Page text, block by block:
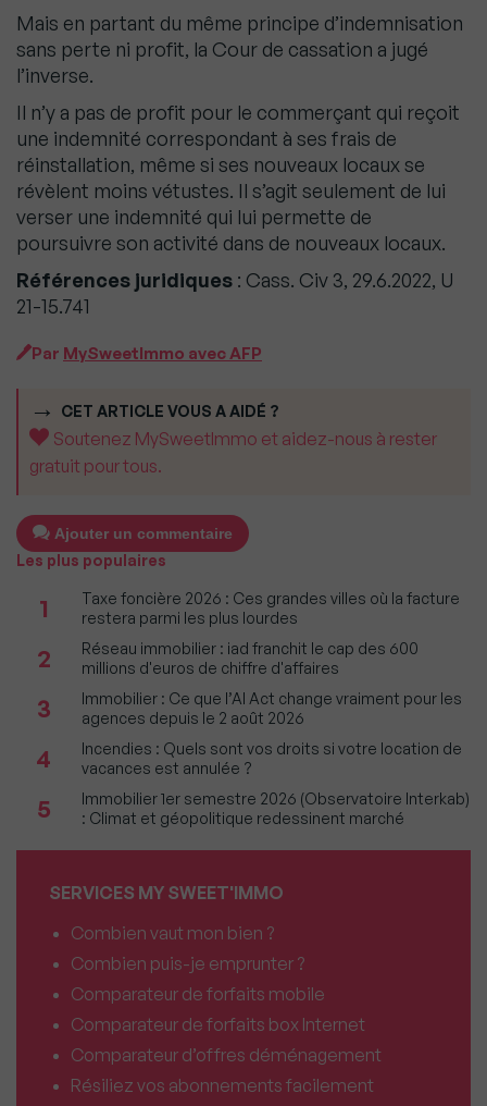
Mais en partant du même principe d’indemnisation
sans perte ni profit, la Cour de cassation a jugé
l’inverse.
Il n’y a pas de profit pour le commerçant qui reçoit
une indemnité correspondant à ses frais de
réinstallation, même si ses nouveaux locaux se
révèlent moins vétustes. Il s’agit seulement de lui
verser une indemnité qui lui permette de
poursuivre son activité dans de nouveaux locaux.
Références juridiques : Cass. Civ 3, 29.6.2022, U
21-15.741
Par MySweetImmo avec AFP
CET ARTICLE VOUS A AIDÉ ?
Soutenez MySweetImmo et aidez-nous à rester
gratuit pour tous.
Ajouter un commentaire
Les plus populaires
1
Taxe foncière 2026 : Ces grandes villes où la facture
restera parmi les plus lourdes
2
Réseau immobilier : iad franchit le cap des 600
millions d'euros de chiffre d'affaires
3
Immobilier : Ce que l’AI Act change vraiment pour les
agences depuis le 2 août 2026
4
Incendies : Quels sont vos droits si votre location de
vacances est annulée ?
5
Immobilier 1er semestre 2026 (Observatoire Interkab)
: Climat et géopolitique redessinent marché
SERVICES MY SWEET'IMMO
Combien vaut mon bien ?
Combien puis-je emprunter ?
Comparateur de forfaits mobile
Comparateur de forfaits box Internet
Comparateur d’offres déménagement
Résiliez vos abonnements facilement